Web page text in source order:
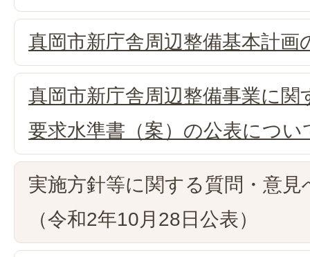
真岡市新庁舎周辺整備基本計画
真岡市新庁舎周辺整備事業に
要求水準書（案）の公表につい
実施方針等に関する質問・意
（令和2年10月28日公表）